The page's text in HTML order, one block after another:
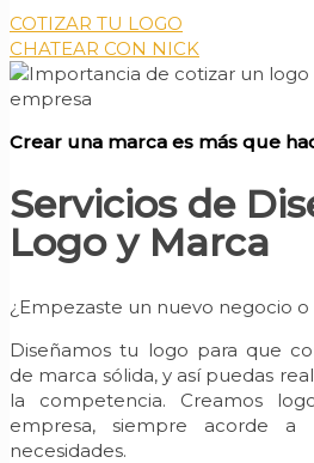
COTIZAR TU LOGO
CHATEAR CON NICK
Crear una marca es más que
Servicios de
Logo y Marca
¿Empezaste un nuevo negocio
Diseñamos tu logo para que
de marca sólida, y así puedas
la competencia. Creamos
empresa, siempre acorde
necesidades.